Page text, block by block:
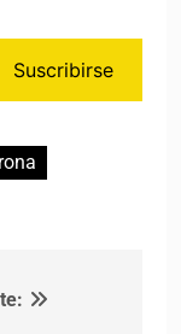
Suscribirse